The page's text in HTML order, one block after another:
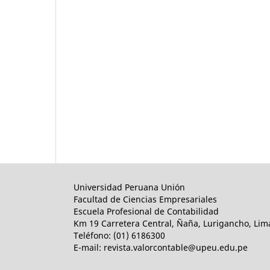
Universidad Peruana Unión
Facultad de Ciencias Empresariales
Escuela Profesional de Contabilidad
Km 19 Carretera Central, Ñaña, Lurigancho,
Teléfono: (01) 6186300
E-mail: revista.valorcontable@upeu.edu.pe